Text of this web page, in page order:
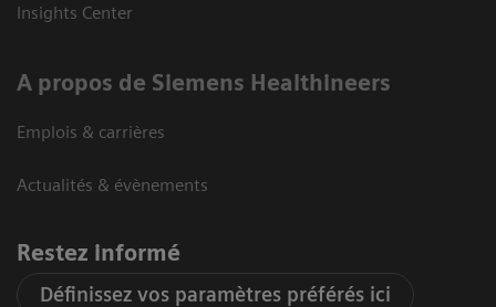
Insights Center
A propos de Siemens Healthineers
Emplois & carrières
Actualités & évènements
Restez informé
Définissez vos paramètres préférés ici